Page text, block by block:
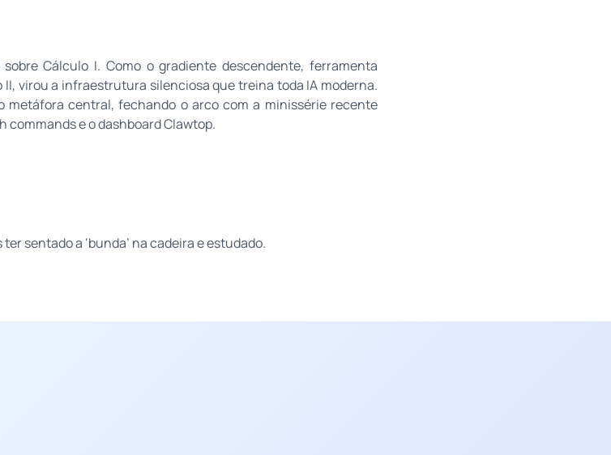
Cálculo I. Como o gradiente descendente, ferramenta
virou a infraestrutura silenciosa que treina toda IA moderna.
metáfora central, fechando o arco com a minissérie recente
commands e o dashboard Clawtop.
sentado a ‘bunda’ na cadeira e estudado.